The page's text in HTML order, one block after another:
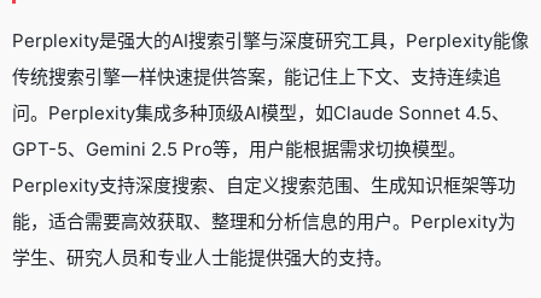
Perplexity是强大的AI搜索引擎与深度研究工具，Perplexity能像
传统搜索引擎一样快速提供答案，能记住上下文、支持连续追
问。Perplexity集成多种顶级AI模型，如Claude Sonnet 4.5、
GPT-5、 Gemini 2.5 Pro等，用户能根据需求切换模型。
Perplexity支持深度搜索、自定义搜索范围、生成知识框架等功
能，适合需要高效获取、整理和分析信息的用户。Perplexity为
学生、研究人员和专业人士能提供强大的支持。